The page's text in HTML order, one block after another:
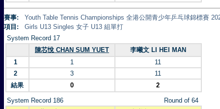
賽事:
Youth Table Tennis Championships 全港公開青少年乒乓球錦標賽
項目:
Girls U13 Singles 女子 U13 組單打
System Record 17
陳芯悅 CHAN SUM YUET
李曦文 LI HEI MAN
1
1
11
2
3
11
結果
0 2
System Record 186
Round of 64